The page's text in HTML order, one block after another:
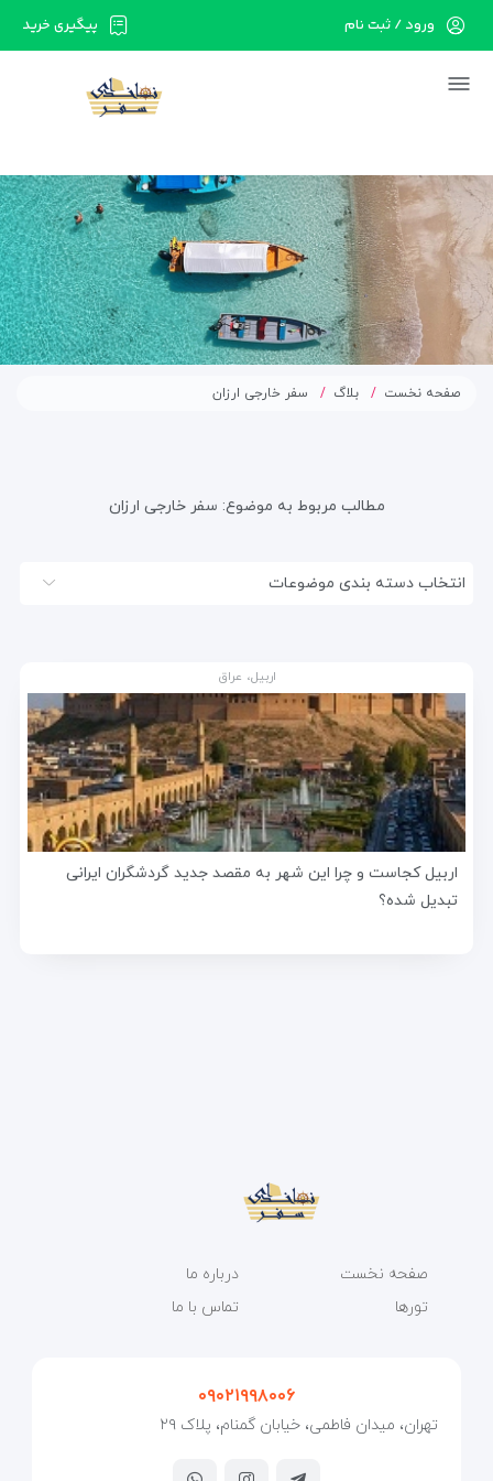
در حال حاضر ارتباط با سرور قطع می باشد لطفا
پیگیری خرید ورود / ثبت نام
صفحه نخست بلاگ سفر خارجی ارزان
مطالب مربوط به موضوع: سفر خارجی ارزان
انتخاب دسته بندی موضوعات
اربیل، عراق
اربیل کجاست و چرا این شهر به مقصد جدید گردشگران ایرانی
تبدیل شده؟
صفحه نخست
تورها
درباره ما
تماس با ما
۰۹۰۲۱۹۹۸۰۰۶
تهران، میدان فاطمی، خیابان گمنام، پلاک ۲۹